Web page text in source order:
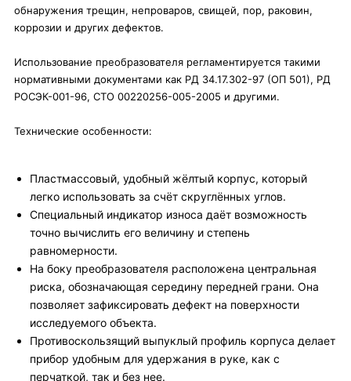
обнаружения трещин, непроваров, свищей, пор, раковин,
коррозии и других дефектов.
Использование преобразователя регламентируется такими
нормативными документами как РД 34.17.302-97 (ОП 501), РД
РОСЭК-001-96, СТО 00220256-005-2005 и другими.
Технические особенности:
Пластмассовый, удобный жёлтый корпус, который
легко использовать за счёт скруглённых углов.
Специальный индикатор износа даёт возможность
точно вычислить его величину и степень
равномерности.
На боку преобразователя расположена центральная
риска, обозначающая середину передней грани. Она
позволяет зафиксировать дефект на поверхности
исследуемого объекта.
Противоскользящий выпуклый профиль корпуса делает
прибор удобным для удержания в руке, как с
перчаткой, так и без нее.